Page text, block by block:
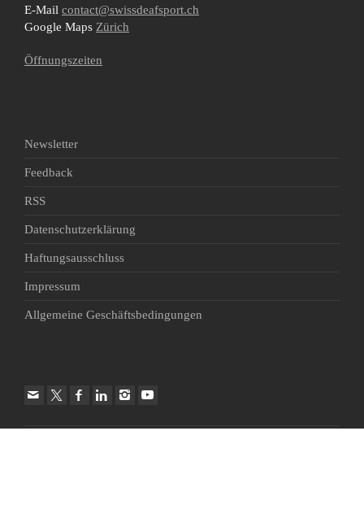
E-Mail contact@swissdeafsport.ch
Google Maps Zürich
Öffnungszeiten
Newsletter
Feedback
RSS
Datenschutzerklärung
Haftungsausschluss
Impressum
Allgemeine Geschäftsbedingungen